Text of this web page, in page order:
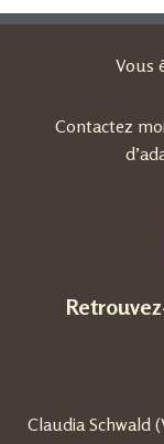
Vous
Contactez
Claudia Schwald